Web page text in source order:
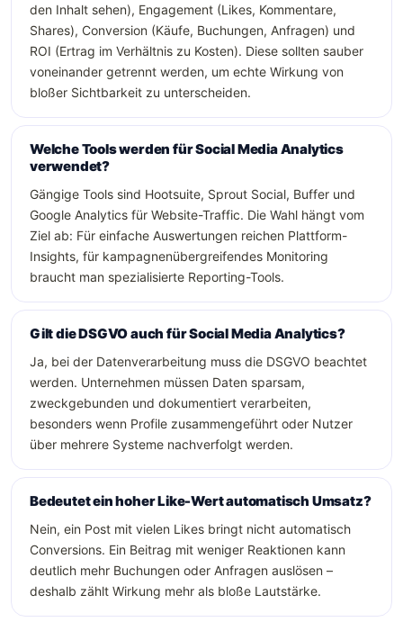
den Inhalt sehen), Engagement (Likes, Kommentare,
Shares), Conversion (Käufe, Buchungen, Anfragen) und
ROI (Ertrag im Verhältnis zu Kosten). Diese sollten sauber
voneinander getrennt werden, um echte Wirkung von
bloßer Sichtbarkeit zu unterscheiden.
Welche Tools werden für Social Media Analytics
verwendet?
Gängige Tools sind Hootsuite, Sprout Social, Buffer und
Google Analytics für Website-Traffic. Die Wahl hängt vom
Ziel ab: Für einfache Auswertungen reichen Plattform-
Insights, für kampagnenübergreifendes Monitoring
braucht man spezialisierte Reporting-Tools.
Gilt die DSGVO auch für Social Media Analytics?
Ja, bei der Datenverarbeitung muss die DSGVO beachtet
werden. Unternehmen müssen Daten sparsam,
zweckgebunden und dokumentiert verarbeiten,
besonders wenn Profile zusammengeführt oder Nutzer
über mehrere Systeme nachverfolgt werden.
Bedeutet ein hoher Like-Wert automatisch Umsatz?
Nein, ein Post mit vielen Likes bringt nicht automatisch
Conversions. Ein Beitrag mit weniger Reaktionen kann
deutlich mehr Buchungen oder Anfragen auslösen –
deshalb zählt Wirkung mehr als bloße Lautstärke.